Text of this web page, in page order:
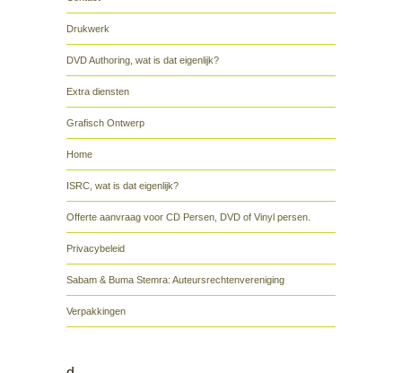
Drukwerk
DVD Authoring, wat is dat eigenlijk?
Extra diensten
Grafisch Ontwerp
Home
ISRC, wat is dat eigenlijk?
Offerte aanvraag voor CD Persen, DVD of Vinyl persen.
Privacybeleid
Sabam & Buma Stemra: Auteursrechtenvereniging
Verpakkingen